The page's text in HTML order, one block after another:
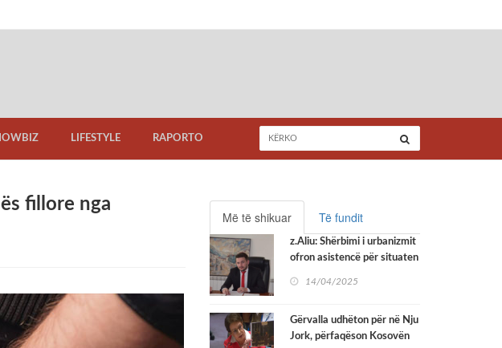
LIFESTYLE RAPORTO
fillore nga
Më të shikuar Të fundit
z.Aliu: Shërbimi i urbanizmit
ofron asistencë për situaten
14/04/2025
Gërvalla udhëton për në Nju
Jork, përfaqëson Kosovën